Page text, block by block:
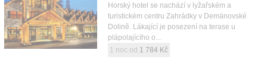
Horský hotel se nachází v lyžařském a
turistickém centru Zahrádky v Demänovské
Dolině. Lákající je posezení na terase u
plápolajícího o...
1 noc od 1 784 Kč